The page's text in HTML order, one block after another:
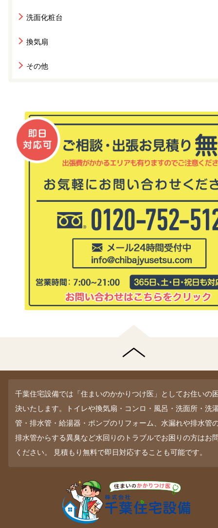
洗面化粧台
換気扇
その他
千葉住宅設備では「住まいのかかりつけ医」としてお住いの
決いたします。トイレや換気扇・コンロ・風呂・洗面所・洗
管・排水管・給湯器・ポンプのリフォーム、水漏れや排水管
排水管からする異臭など水回りのトラブルでお困りの方はお
ください。 見積もり無料で即日対応することも可能です。